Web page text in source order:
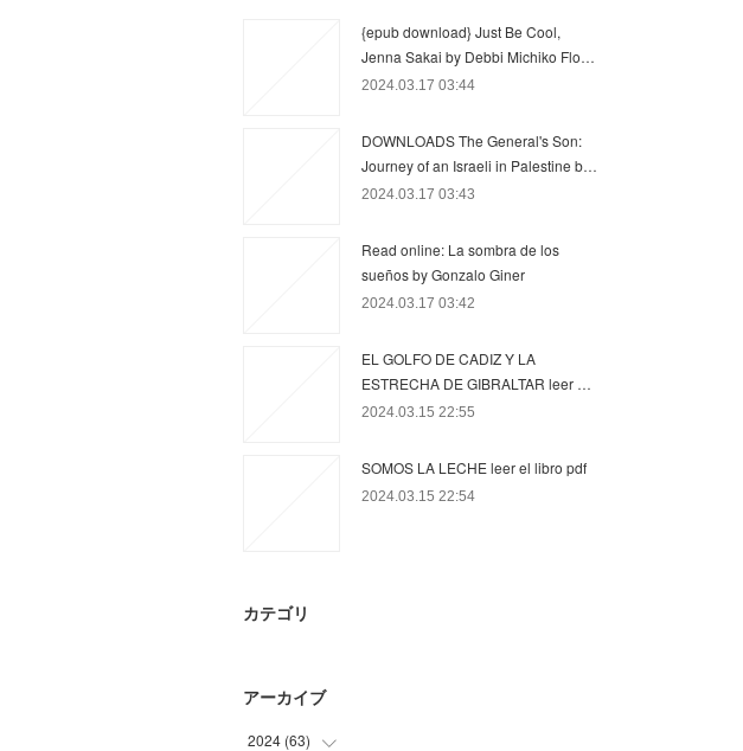
{epub download} Just Be Cool,
Jenna Sakai by Debbi Michiko Flo…
2024.03.17 03:44
DOWNLOADS The General's Son:
Journey of an Israeli in Palestine b…
2024.03.17 03:43
Read online: La sombra de los
sueños by Gonzalo Giner
2024.03.17 03:42
EL GOLFO DE CADIZ Y LA
ESTRECHA DE GIBRALTAR leer …
2024.03.15 22:55
SOMOS LA LECHE leer el libro pdf
2024.03.15 22:54
カテゴリ
アーカイブ
2024 (63)